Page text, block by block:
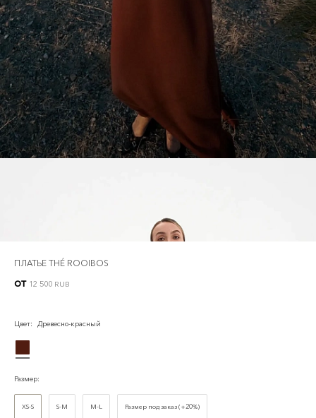
ПЛАТЬЕ THÉ ROOIBOS
от 12 500 RUB
Цвет: Древесно-красный
Размер:
XS-S S-M M-L Размер под заказ (+20%)